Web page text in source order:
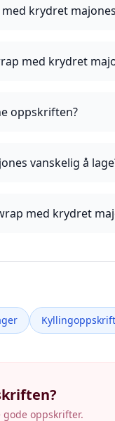
krydret
med krydret
oppskriften?
vanskelig å
med krydret
oppskrifter.